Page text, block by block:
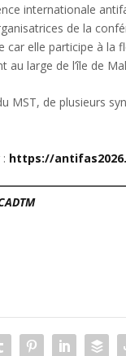
internationale
de la
car elle participe à
large de l’île de
de plusieurs
https://